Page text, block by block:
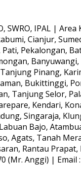
IPAL | Area
Cianjur,
Pekalongan,
Pinang,
Bukittinggi,
Tanjung Selor,
Kendari,
Singaraja,
Bajo,
Agats, Tanah
Rantau
(Mr. Anggi) | Email